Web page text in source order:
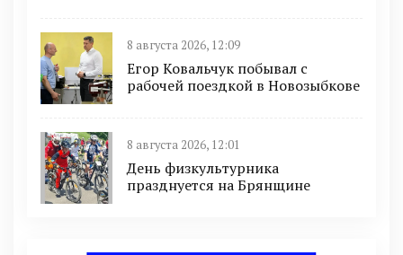
8 августа 2026, 12:09
Егор Ковальчук побывал с
рабочей поездкой в Новозыбкове
8 августа 2026, 12:01
День физкультурника
празднуется на Брянщине